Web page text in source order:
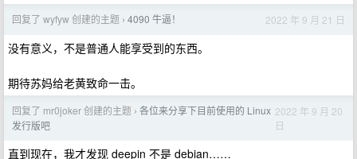
回复了 wyfyw 创建的主题 › 4090 牛逼！ 2022 年 9 月 21 日
没有意义，不是普通人能享受到的东西。
期待苏妈给老黄致命一击。
回复了 mr0joker 创建的主题 › 各位来分享下目前使用的 Linux
发行版吧
2022 年 9 月 20
日
直到现在，我才发现 deepin 不是 debian……